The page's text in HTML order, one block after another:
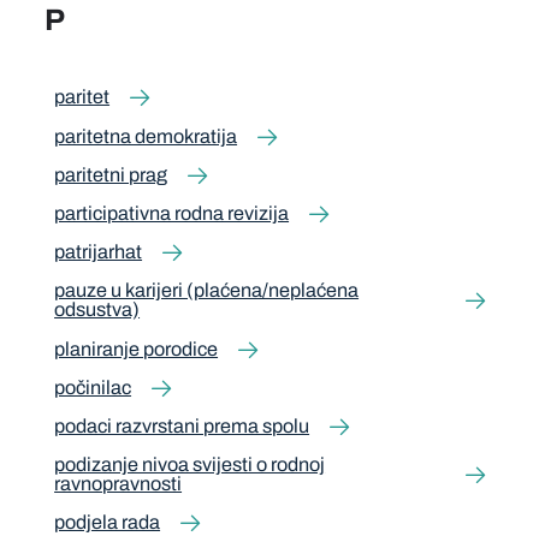
P
paritet
paritetna demokratija
paritetni prag
participativna rodna revizija
patrijarhat
pauze u karijeri (plaćena/neplaćena
odsustva)
planiranje porodice
počinilac
podaci razvrstani prema spolu
podizanje nivoa svijesti o rodnoj
ravnopravnosti
podjela rada